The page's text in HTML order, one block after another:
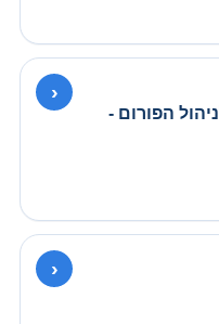
›
הפורום -
›